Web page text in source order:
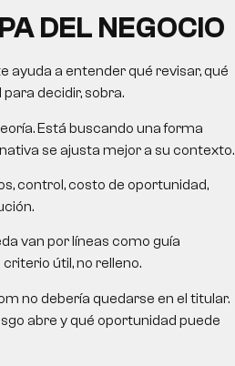
DEL NEGOCIO
ayuda a entender qué revisar, qué
decidir, sobra.
Está buscando una forma
se ajusta mejor a su contexto.
control, costo de oportunidad,
van por líneas como guía
útil, no relleno.
no debería quedarse en el titular.
abre y qué oportunidad puede